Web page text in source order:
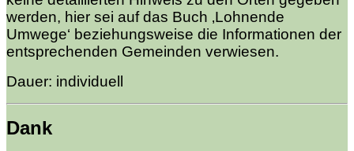
werden, hier sei auf das Buch ‚Lohnende
Umwege‘ beziehungsweise die Informationen der
entsprechenden Gemeinden verwiesen.
Dauer: individuell
Dank